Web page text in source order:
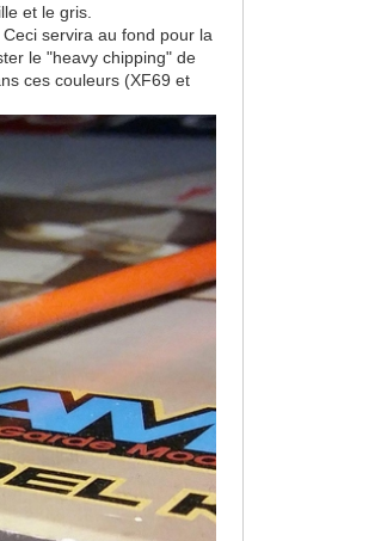
et le gris.
servira au fond pour la
le "heavy chipping" de
ces couleurs (XF69 et